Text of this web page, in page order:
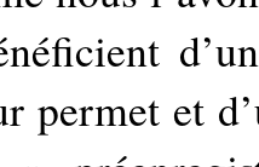
permet et